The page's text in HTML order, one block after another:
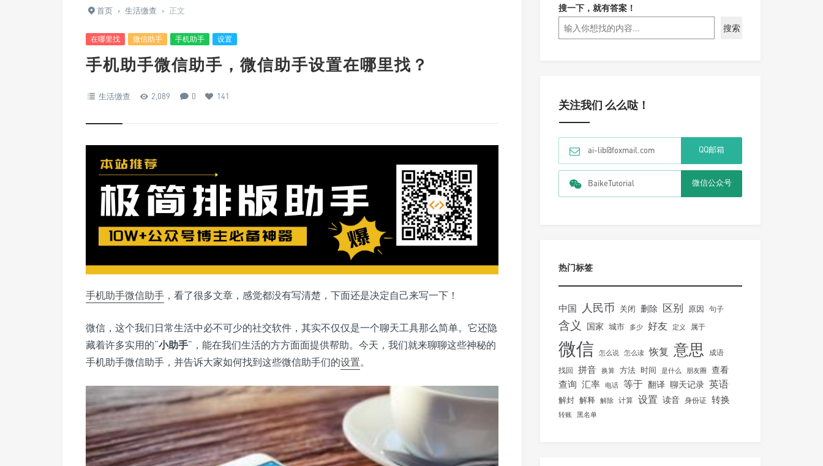
首页 › 生活缴查 › 正文
在哪里找 微信助手 手机助手 设置
手机助手微信助手，微信助手设置在哪里找？
生活缴查 2,089 0 141
手机助手微信助手 ，看了很多文章，感觉都没有写清楚，下面还是决定自己来写一下！
微信，这个我们日常生活中必不可少的社交软件，其实不仅仅是一个聊天工具那么简单。它还隐
藏着许多实用的“小助手”，能在我们生活的方方面面提供帮助。今天，我们就来聊聊这些神秘的
手机助手微信助手，并告诉大家如何找到这些微信助手们的设置。
搜一下，就有答案！
搜索
关注我们 么么哒！
ai-lib@foxmail.com QQ邮箱
BaikeTutorial 微信公众号
热门标签
中国 人民币 关闭 删除 区别 原因 句子
含义 国家 城市 多少 好友 定义 属于
微信 怎么说 怎么读 恢复 意思 成语
找回 拼音 换算 方法 时间 是什么 朋友圈 查看
查询 汇率 电话 等于 翻译 聊天记录 英语
解封 解释 解除 计算 设置 读音 身份证 转换
转账 黑名单